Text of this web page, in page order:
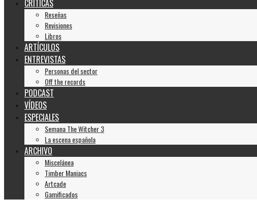
CRÍTICAS
Reseñas
Revisiones
Libros
ARTÍCULOS
ENTREVISTAS
Personas del sector
Off the records
PODCAST
VÍDEOS
ESPECIALES
Semana The Witcher 3
La escena española
ARCHIVO
Miscelánea
Timber Maniacs
Artcade
Gamificados